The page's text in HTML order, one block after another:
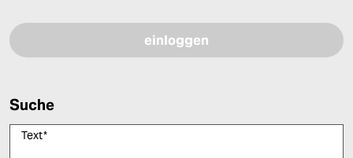
Suche
Text*